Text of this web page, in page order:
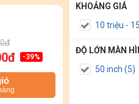
-39%
KHOẢNG GIÁ
10 triệu -
ĐỘ LỚN MÀN
50 inch (5)